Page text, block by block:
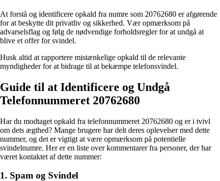
At forstå og identificere opkald fra numre som 20762680 er afgørende
for at beskytte dit privatliv og sikkerhed. Vær opmærksom på
advarselsflag og følg de nødvendige forholdsregler for at undgå at
blive et offer for svindel.
Husk altid at rapportere mistænkelige opkald til de relevante
myndigheder for at bidrage til at bekæmpe telefonsvindel.
Guide til at Identificere og Undgå
Telefonnummeret 20762680
Har du modtaget opkald fra telefonnummeret 20762680 og er i tvivl
om dets ægthed? Mange brugere har delt deres oplevelser med dette
nummer, og det er vigtigt at være opmærksom på potentielle
svindelnumre. Her er en liste over kommentarer fra personer, der har
været kontaktet af dette nummer:
1. Spam og Svindel